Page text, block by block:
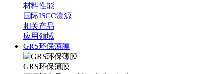
材料性能
国际ISCC溯源
相关产品
应用领域
GRS环保薄膜
GRS环保薄膜